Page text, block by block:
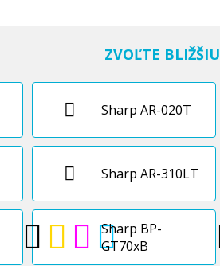
ZVOĽTE
Sharp AR-020T
Sharp AR-310LT
Sharp BP-
GT70xB